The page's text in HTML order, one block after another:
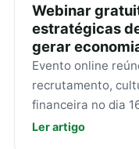
Webinar
estratégicas
gerar
Evento online
recrutamento,
financeira no dia
Ler artigo